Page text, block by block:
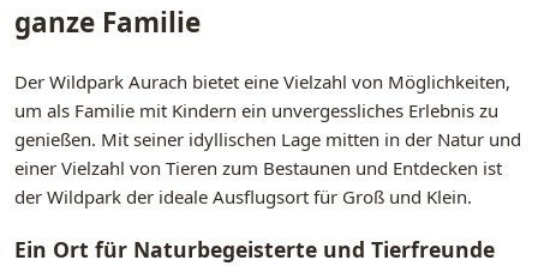
ganze Familie
Der Wildpark Aurach bietet eine Vielzahl von Möglichkeiten,
um als Familie mit Kindern ein unvergessliches Erlebnis zu
genießen. Mit seiner idyllischen Lage mitten in der Natur und
einer Vielzahl von Tieren zum Bestaunen und Entdecken ist
der Wildpark der ideale Ausflugsort für Groß und Klein.
Ein Ort für Naturbegeisterte und Tierfreunde